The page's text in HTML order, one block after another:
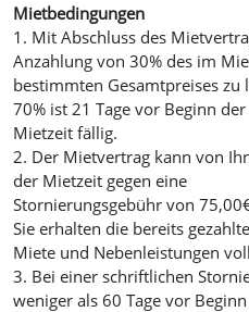
Mietbedingungen
1. Mit Abschluss des
Anzahlung von 30% des im
bestimmten Gesamtpreises zu
70% ist 21 Tage vor Beginn der
Mietzeit fällig.
2. Der Mietvertrag kann von
der Mietzeit gegen eine
Stornierungsgebühr von
Sie erhalten die bereits gezahlte
Miete und Nebenleistungen
3. Bei einer schriftlichen
weniger als 60 Tage vor